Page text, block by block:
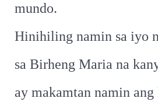
mundo.
Hinihiling namin sa iyo
sa Birheng Maria na
ay makamtan namin